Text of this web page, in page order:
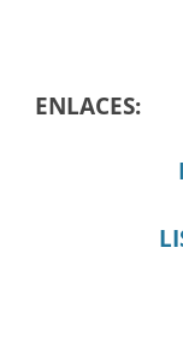
ENLACES: